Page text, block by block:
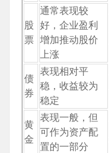
股
票
通常表现较
好，企业盈利
增加推动股价
上涨
债
券
表现相对平
稳，收益较为
稳定
黄
金
表现一般，但
可作为资产配
置的一部分